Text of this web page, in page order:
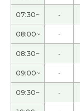
谢谢，我很期待
友一起吃晚餐，
谢谢老师，我很
人工降雨的话，
的时候。 那时我
下次见。( 50代
07:30~ -
08:00~ -
08:30~ -
09:00~ -
09:30~ -